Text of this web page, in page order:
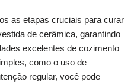
as etapas cruciais para curar
de cerâmica, garantindo
excelentes de cozimento
como o uso de
regular, você pode